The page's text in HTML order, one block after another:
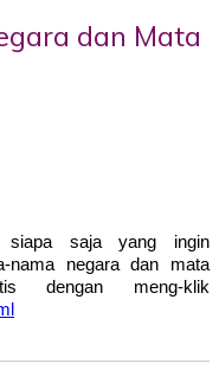
dan Mata
siapa saja yang ingin
nama negara dan mata
dengan meng-klik